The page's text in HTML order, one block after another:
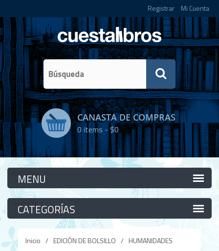
Registrar Mi Cuenta
CANASTA DE COMPRAS
0items -$0
Categorías
Categorías
Inicio / EDICIÓN DE BOLSILLO / HUMANIDADES